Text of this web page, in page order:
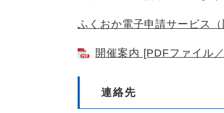
ふくおか電子申請サービス
開催案内 [PDFファイル
連絡先